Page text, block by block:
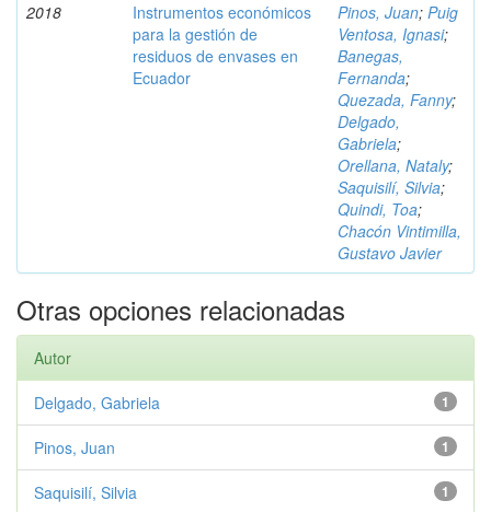
2018
Instrumentos económicos
para la gestión de
residuos de envases en
Ecuador
Pinos, Juan; Puig
Ventosa, Ignasi;
Banegas,
Fernanda;
Quezada, Fanny;
Delgado,
Gabriela;
Orellana, Nataly;
Saquisilí, Silvia;
Quindi, Toa;
Chacón Vintimilla,
Gustavo Javier
Otras opciones relacionadas
Autor
1
Delgado, Gabriela
1
Pinos, Juan
1
Saquisilí, Silvia